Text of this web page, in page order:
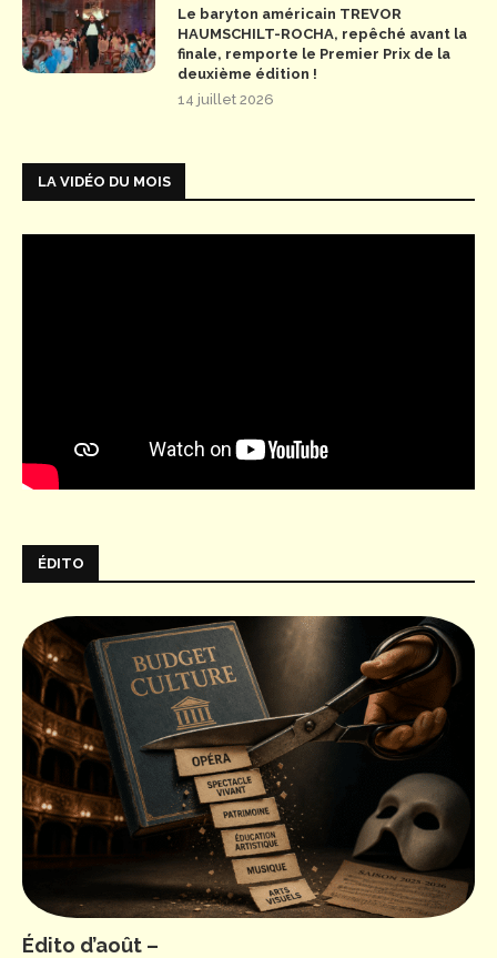
Le baryton américain TREVOR
HAUMSCHILT-ROCHA, repêché avant la
finale, remporte le Premier Prix de la
deuxième édition !
14 juillet 2026
LA VIDÉO DU MOIS
ÉDITO
Édito d’août –